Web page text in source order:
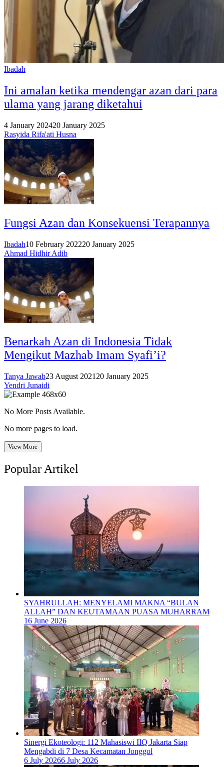
Ibadah
Ini amalan ketika mendengar azan dari para
ulama yang jarang diketahui
4 January 202420 January 2025
Rasyida Rifa'ati Husna
Fungsi Azan dan Konsekuensi Terapannya
Ibadah10 February 202220 January 2025
Ahmad Hidhir Adib
Benarkah Azan di Indonesia Tidak
Mengikut Mazhab Imam Syafi’i?
Tanya Jawab23 August 2021 20 January 2025
Yendri Junaidi
No More Posts Available.
No more pages to load.
View More
Popular Artikel
SYAHRULLAH: MENYELAMI MAKNA “BULAN
ALLAH” DAN KEUTAMAAN PUASA MUHARRAM
16 June 2026
‎Sinergi Ekoteologi: 112 Mahasiswi IIQ Jakarta Siap
Mengabdi di 7 Desa Kecamatan Jonggol
6 July 20266 July 2026